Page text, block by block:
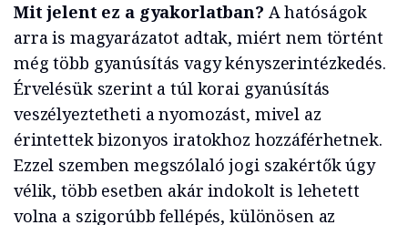
Mit jelent ez a gyakorlatban? A hatóságok
arra is magyarázatot adtak, miért nem történt
még több gyanúsítás vagy kényszerintézkedés.
Érvelésük szerint a túl korai gyanúsítás
veszélyeztetheti a nyomozást, mivel az
érintettek bizonyos iratokhoz hozzáférhetnek.
Ezzel szemben megszólaló jogi szakértők úgy
vélik, több esetben akár indokolt is lehetett
volna a szigorúbb fellépés, különösen az